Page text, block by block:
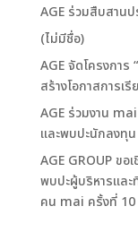
AGE ร่วมสืบสาน
(ไม่มีชื่อ)
AGE จัดโครงการ
สร้างโอกาสการเ
AGE ร่วมงาน
และพบปะนักลงทุน
AGE GROUP ข
พบปะผู้บริหารแล
คน mai ครั้งที่ 10